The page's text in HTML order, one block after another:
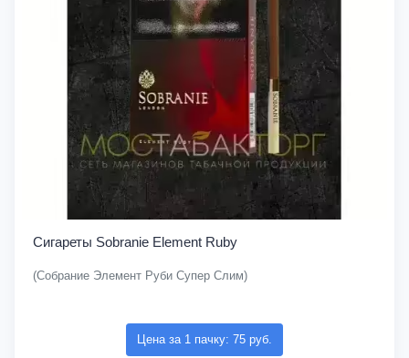
Сигареты Sobranie Element Ruby
(Собрание Элемент Руби Супер Слим)
Цена за 1 пачку: 75 руб.